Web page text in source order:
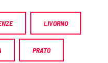
LIVORNO
PRATO